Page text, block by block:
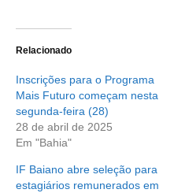
Relacionado
Inscrições para o Programa
Mais Futuro começam nesta
segunda-feira (28)
28 de abril de 2025
Em "Bahia"
IF Baiano abre seleção para
estagiários remunerados em